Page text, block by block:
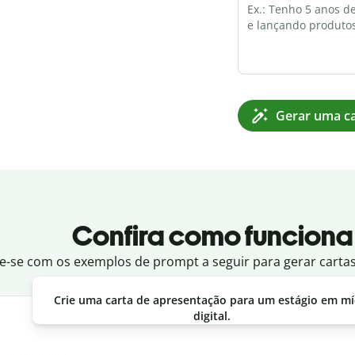
Gerar uma
Confira como funciona
se com os exemplos de prompt a seguir para gerar
Crie uma carta de apresentação para um estágio em
digital.